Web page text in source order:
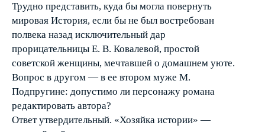
Трудно представить, куда бы могла повернуть
мировая История, если бы не был востребован
полвека назад исключительный дар
прорицательницы Е. В. Ковалевой, простой
советской женщины, мечтавшей о домашнем уюте.
Вопрос в другом — в ее втором муже М.
Подпругине: допустимо ли персонажу романа
редактировать автора?
Ответ утвердительный. «Хозяйка истории» —